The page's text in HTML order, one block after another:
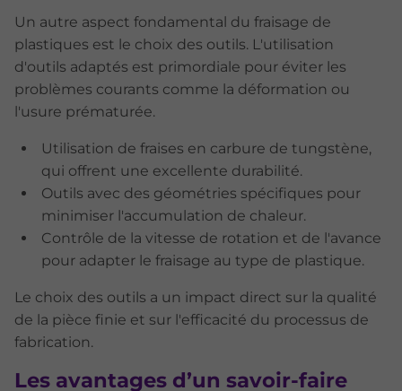
Un autre aspect fondamental du fraisage de
plastiques est le choix des outils. L'utilisation
d'outils adaptés est primordiale pour éviter les
problèmes courants comme la déformation ou
l'usure prématurée.
Utilisation de fraises en carbure de tungstène,
qui offrent une excellente durabilité.
Outils avec des géométries spécifiques pour
minimiser l'accumulation de chaleur.
Contrôle de la vitesse de rotation et de l'avance
pour adapter le fraisage au type de plastique.
Le choix des outils a un impact direct sur la qualité
de la pièce finie et sur l'efficacité du processus de
fabrication.
Les avantages d’un savoir-faire